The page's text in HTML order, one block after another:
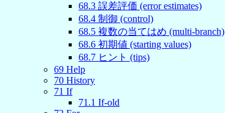
68.3 誤差評価 (error estimates)
68.4 制御 (control)
68.5 複数の当てはめ (multi-branch)
68.6 初期値 (starting values)
68.7 ヒント (tips)
69 Help
70 History
71 If
71 .1 If-old